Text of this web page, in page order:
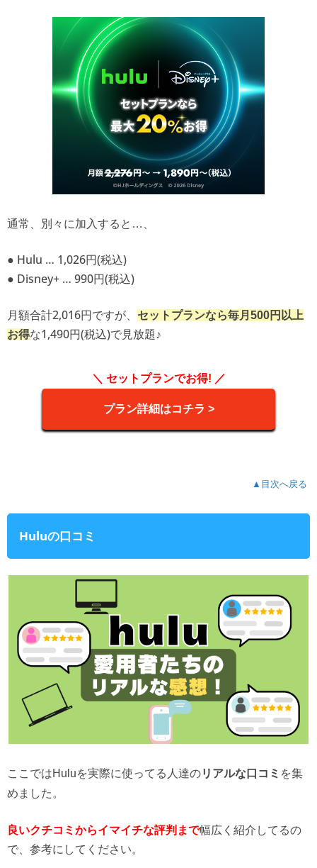
通常、別々に加入すると…、
● Hulu … 1,026円(税込)
● Disney+ … 990円(税込)
月額合計2,016円ですが、
セットプランなら毎月500円以上
お得な1,490円(税込)で見放題♪
＼ セットプランでお得! ／
プラン詳細はコチラ >
▲目次へ戻る
Huluの口コミ
ここではHuluを実際に使ってる人達のリアルな口コミ を集
めました。
良いクチコミからイマイチな評判まで幅広く紹介してるの
で、参考にしてください。